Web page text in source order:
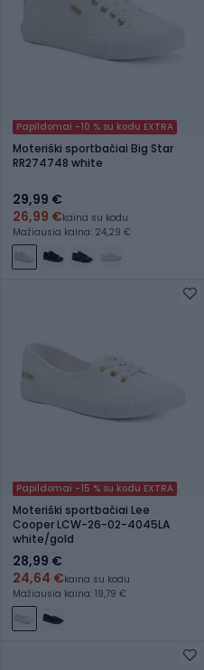
Papildomai -10 % su kodu EXTRA
Moteriški sportbačiai Big Star
RR274748 white
29,99 €
26,99 €kaina su kodu
Mažiausia kaina: 24,29 €
Papildomai -15 % su kodu EXTRA
Moteriški sportbačiai Lee
Cooper LCW-26-02-4045LA
white/gold
28,99 €
24,64 €kaina su kodu
Mažiausia kaina: 19,79 €